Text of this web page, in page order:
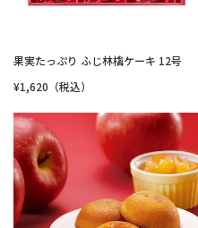
果実たっぷり ふじ林檎ケーキ 12号
¥1,620（税込）